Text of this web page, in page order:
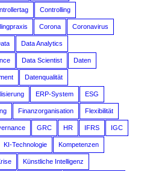
Controlling
Corona Coronavirus
Data Analytics
Data Scientist Daten
Datenqualität
ERP-System ESG
Finanzorganisation Flexibilität
GRC HR IFRS IGC
KI-Technologie Kompetenzen
Künstliche Intelligenz